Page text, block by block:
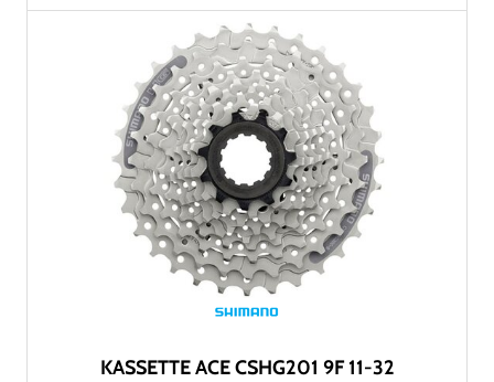
KASSETTE ACE CSHG201 9F 11-32